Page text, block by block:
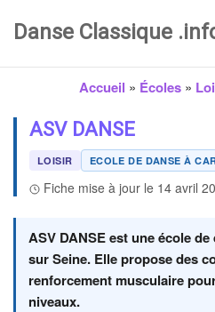
Danse Classique
Accueil » Écoles»
ASV DANSE
LOISIR ECOLE DE DANSE À
Fiche mise à jour le 14 avril
ASV DANSE est une école
sur Seine. Elle propose des
renforcement musculaire
niveaux.